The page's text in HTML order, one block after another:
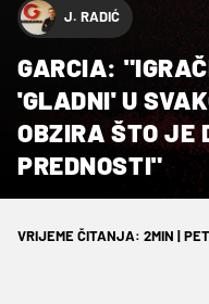
J. RADIĆ
GARCIA:
'GLADNI' U
OBZIRA ŠTO JE
PREDNOSTI"
VRIJEME ČITANJA: 2MIN |